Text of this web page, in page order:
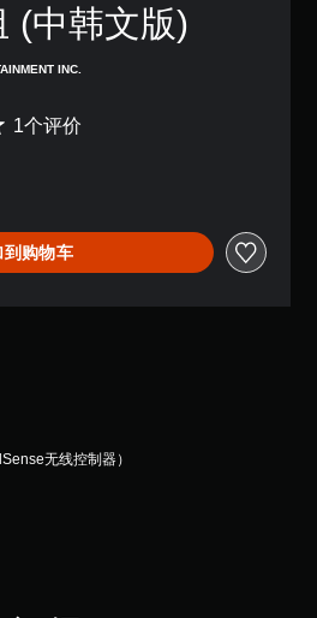
(中韩文版)
INC.
1个评价
到购物车
无线控制器）